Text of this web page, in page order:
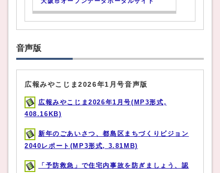
音声版
広報みやこじま2026年1月号音声版
広報みやこじま2026年1月号(MP3形式,
408.16KB)
新年のごあいさつ、都島区まちづくりビジョン
2040レポート(MP3形式, 3.81MB)
「予防救急」で住宅内事故を防ぎましょう、認